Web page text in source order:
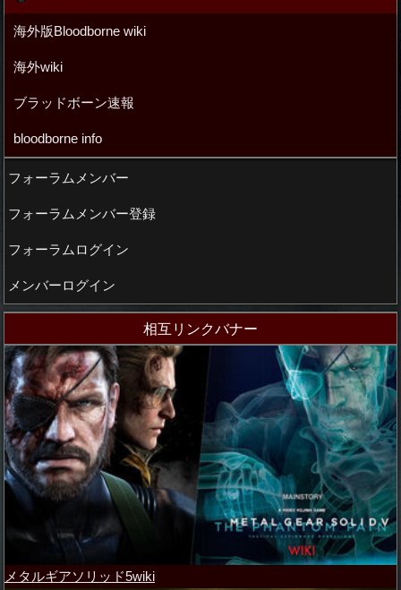
海外版Bloodborne wiki
海外wiki
ブラッドボーン速報
bloodborne info
フォーラムメンバー
フォーラムメンバー登録
フォーラムログイン
メンバーログイン
相互リンクバナー
メタルギアソリッド5wiki